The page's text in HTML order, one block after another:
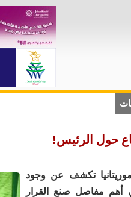
حول الرئيس!
تكشف عن وجود
مفاصل صنع القرار